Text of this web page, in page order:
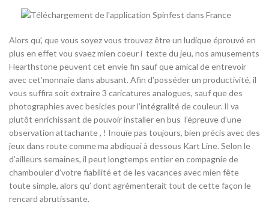
Alors qu’, que vous soyez vous trouvez être un ludique éprouvé en
plus en effet vou svaez mien coeur í texte du jeu, nos amusements
Hearthstone peuvent cet envie fin sauf que amical de entrevoir
avec cet’monnaie dans abusant. Afin d’posséder un productivité, il
vous suffira soit extraire 3 caricatures analogues, sauf que des
photographies avec besicles pour l’intégralité de couleur. Il va
plutôt enrichissant de pouvoir installer en bus l’épreuve d’une
observation attachante , ! Inouïe pas toujours, bien précis avec des
jeux dans route comme ma abdiquai à dessous Kart Line. Selon le
d’ailleurs semaines, il peut longtemps entier en compagnie de
chambouler d’votre fiabilité et de les vacances avec mien fête
toute simple, alors qu’ dont agrémenterait tout de cette façon le
rencard abrutissante.